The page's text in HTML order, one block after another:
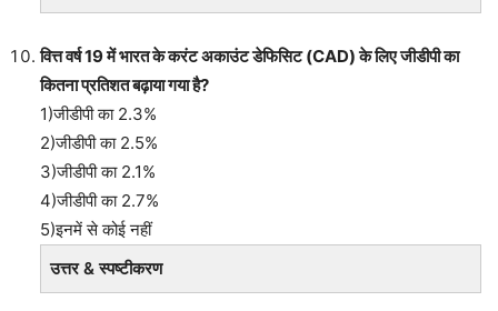
वित्त वर्ष 19 में भारत के करंट अकाउंट डेफिसिट (CAD) के लिए जीडीपी का
कितना प्रतिशत बढ़ाया गया है?
1)जीडीपी का 2.3%
2)जीडीपी का 2.5%
3)जीडीपी का 2.1%
4)जीडीपी का 2.7%
5)इनमें से कोई नहीं
उत्तर & स्पष्टीकरण